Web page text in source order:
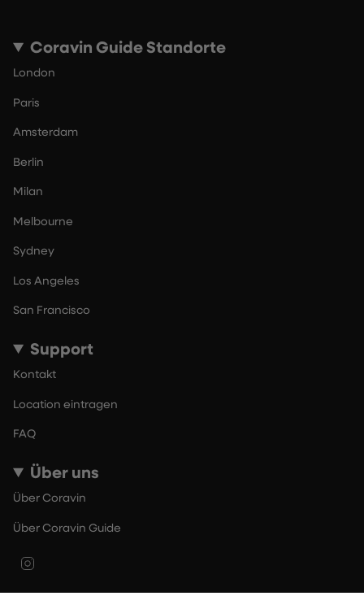
Coravin Guide Standorte
London
Paris
Amsterdam
Berlin
Milan
Melbourne
Sydney
Los Angeles
San Francisco
Support
Kontakt
Location eintragen
FAQ
Über uns
Über Coravin
Über Coravin Guide